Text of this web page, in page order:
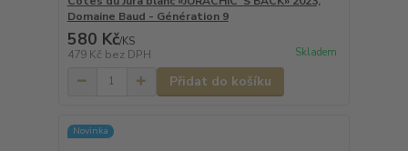
Domaine Baud - Génération 9
580 Kč/KS
479 Kč bez DPH Skladem
Přidat do košíku
Novinka